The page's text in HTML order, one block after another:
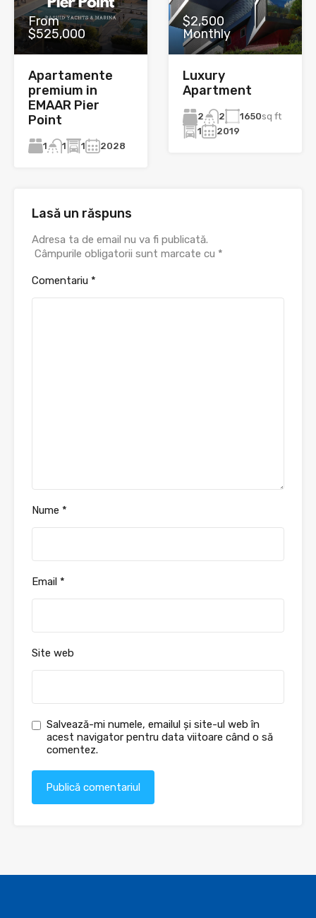
From
$525,000
Apartamente
premium in
EMAAR Pier
Point
1 1 1 2028
$2,500
Monthly
Luxury
Apartment
2 2 1650sq ft
1
2019
Lasă un răspuns
Adresa ta de email nu va fi publicată.
Câmpurile obligatorii sunt marcate cu *
Comentariu *
Nume *
Email *
Site web
Salvează-mi numele, emailul și site-ul web în
acest navigator pentru data viitoare când o să
comentez.